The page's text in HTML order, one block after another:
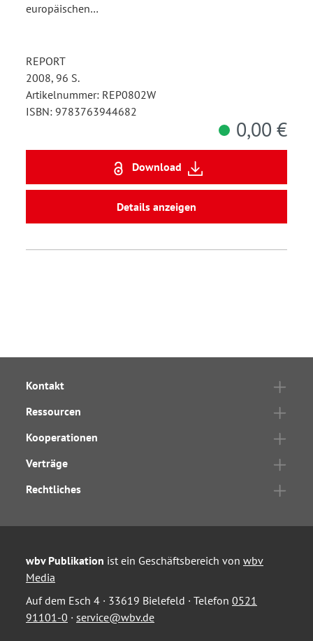
europäischen…
REPORT
2008, 96 S.
Artikelnummer: REP0802W
ISBN: 9783763944682
0,00 €
Download
Details anzeigen
Kontakt
Ressourcen
Kooperationen
Verträge
Rechtliches
wbv Publikation ist ein Geschäftsbereich von wbv
Media
Auf dem Esch 4 · 33619 Bielefeld · Telefon 0521
91101-0 · service@wbv.de